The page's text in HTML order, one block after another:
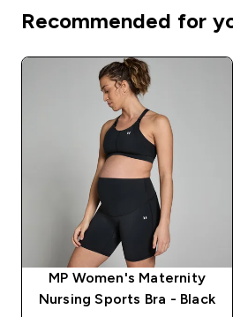
Recommended for
MP Women's Maternity
Nursing Sports Bra - Black